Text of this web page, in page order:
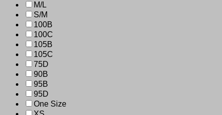
M/L
S/M
100B
100C
105B
105C
75D
90B
95B
95D
One Size